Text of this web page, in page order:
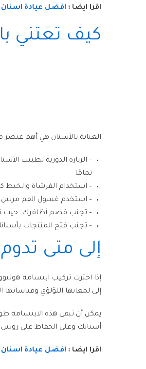
اقرا ايضا : افضل عيادة
كيف تعتني
العناية بالأسنان هي أهم
– الزيارة الدورية لطبيب
تمامًا
– استخدام الفرشاة والخيط
– استخدم غسول الفم مرتين
– تجنب قضم أظافرك: حيث
– تجنب فتح المنتجات
إلى متى
إذا اخترت تركيب ابتسامة
إلى لمعانها اللؤلؤي وقياساتها
أسنانك وعلى الحفاظ على
اقرا ايضا : افضل عيادة اسنان